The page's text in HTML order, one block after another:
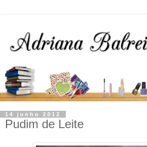
14 junho 2012
Pudim de Leite